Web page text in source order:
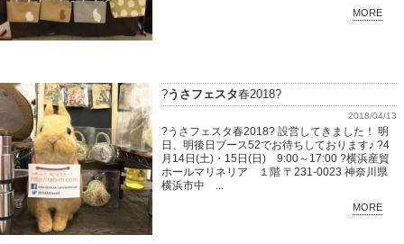
MORE
?うさフェスタ春2018?
2018/04/13
?うさフェスタ春2018? 設営してきました！ 明
日、明後日ブース52でお待ちしております♪ ?4
月14日(土)・15日(日) 9:00～17:00 ?横浜産貿
ホールマリネリア １階 〒231-0023 神奈川県
横浜市中 ...
MORE